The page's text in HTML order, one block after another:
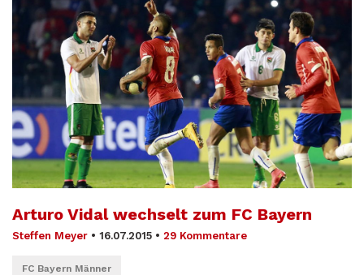
Arturo Vidal wechselt zum FC Bayern
Steffen Meyer • 16.07.2015 • 29 Kommentare
FC Bayern Männer